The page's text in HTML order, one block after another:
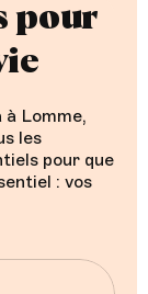
pour
Lomme,
les
pour que
: vos